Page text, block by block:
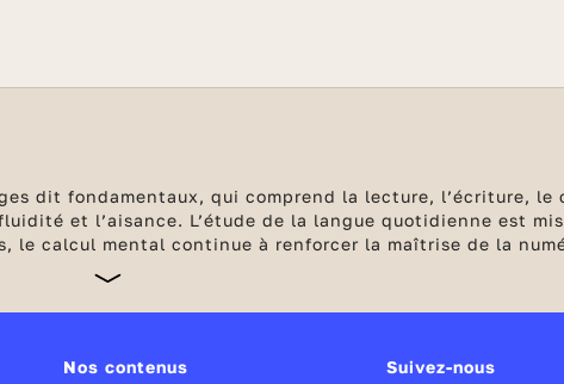
dit fondamentaux, qui comprend la lecture, l’écriture, le
et l’aisance. L’étude de la langue quotidienne est
le calcul mental continue à renforcer la maîtrise de la
Nos contenus Suivez-nous